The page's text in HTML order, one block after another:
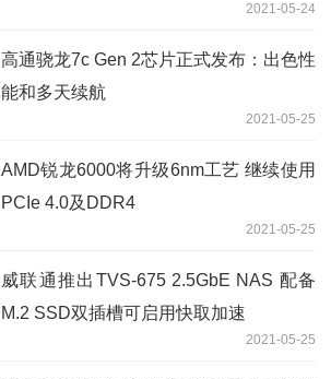
2021-05-24
高通骁龙7c Gen 2芯片正式发布：出色性
能和多天续航
2021-05-25
AMD锐龙6000将升级6nm工艺 继续使用
PCIe 4.0及DDR4
2021-05-25
威联通推出TVS-675 2.5GbE NAS 配备
M.2 SSD双插槽可启用快取加速
2021-05-25